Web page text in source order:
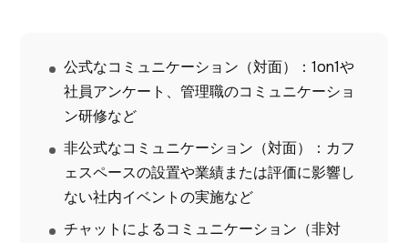
公式なコミュニケーション（対面）：1on1や
社員アンケート、管理職のコミュニケーショ
ン研修など
非公式なコミュニケーション（対面）：カフ
ェスペースの設置や業績または評価に影響し
ない社内イベントの実施など
チャットによるコミュニケーション（非対